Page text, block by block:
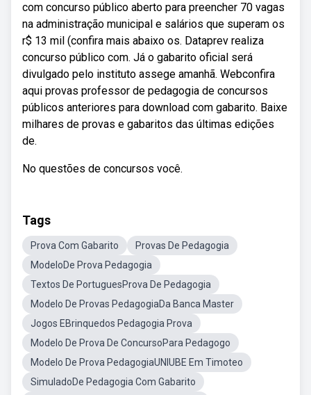
com concurso público aberto para preencher 70 vagas
na administração municipal e salários que superam os
r$ 13 mil (confira mais abaixo os. Dataprev realiza
concurso público com. Já o gabarito oficial será
divulgado pelo instituto assege amanhã. Webconfira
aqui provas professor de pedagogia de concursos
públicos anteriores para download com gabarito. Baixe
milhares de provas e gabaritos das últimas edições
de.
No questões de concursos você.
Tags
Prova Com Gabarito
Provas De Pedagogia
ModeloDe Prova Pedagogia
Textos De PortuguesProva De Pedagogia
Modelo De Provas PedagogiaDa Banca Master
Jogos EBrinquedos Pedagogia Prova
Modelo De Prova De ConcursoPara Pedagogo
Modelo De Prova PedagogiaUNIUBE Em Timoteo
SimuladoDe Pedagogia Com Gabarito